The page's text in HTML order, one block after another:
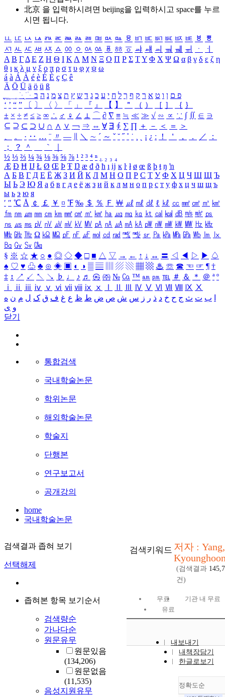
北京 을 입력하시려면 beijing을 입력하시고 space를 누르
시면 됩니다.
ㅥ ㅦ ㅧ ㅨ ㅩ ㅪ ㅫ ㅬ ㅭ ㅮ ㅯ ㅰ ㅱ ㅲ ㅳ ㅴ ㅵ ㅶ ㅷ ㅸ
ㅹ
ㅺ ㅻ ㅼ ㅽ ㅾ ㅿ ㆀ ㆁ ㆂ ㆃ ㆄ ㆅ ㆆ ㆇ ㆈ ㆉ ㆊ ㆋ ㆌ ㆍ
ㆎ
Α Β ΓΔ Ε Ζ Η Θ Ι ΚΛ Μ Ν Ξ Ο Π Ρ Σ ΤΥ Φ Χ Ψ Ω α β γ δ ε ζ η
θ ι κ λ μ ν ξ ο π ρ σ τ υ φ χ ψ ω
á à Á À é è É È ç Ç ê
Ä Ö Ü ä ö ü ß
ִֶֹ ֻּ ׁׂ פ ם ן ו ט א ר ק ף ך ל ח י ע כ ג ד ש ץ ת צ מ נ ה ב
‘ ’ “ ” 〔 〕 〈 〉 「 」 『 』 【 】 ＂ （ ） ［ ］ ｛ ｝
± × ÷ ≠ ≤ ≥ ∞ ∴ ♂ ♀ ∠ ⊥ ⌒ ∂ ∇ ≡ ≒ ≪ ≫ √ ∽ ∝ ∵ ∫ ∬ ∈ ∋
⊆ ⊇ ⊂ ⊃ ∪ ∩ ∧ ∨ ￢ ⇒ ⇔ ∀ ∃ ∮ ∑ ∏ ＋ － ＜ ＝
＞
、
。 · ‥ … ¨ 〃 ― ＼ ∼ ´ ～ ˇ ˘ ˝ ˚ ˙ ¸ ¡ ¿ ː ！ ＇ ， ． ／
：
；
？ ＾ ｀
½ ⅓ ⅔ ¼ ¾ ⅛ ⅜ ⅝ ⅞ ¹ ² ³ ⁴ ⁿ ₁ ₂ ₃ ₄
Æ Ð Ħ Ĳ Ł Ø Œ Þ Ŧ Ŋ æ đ ð ħ ı ĳ ĸ ŀ ł ø œ ß þ ŧ ŋ ŉ
А Б В Г Д Е Ё Ж З И Й К Л М Н О П Р С Т У Ф Х Ц Ч Ш Щ Ъ
Ы Ь Э Ю Я а б в г д е ё ж з и й к л м н о п р с т у ф х ц ч ш щ ъ
ы ь э ю я
′ ″ ℃ Å ￠ ￡ ￥ ¤ ℉ ‰ ＄ ％ Ｆ ￦ ㎕ ㎖ ㎗ ℓ ㎘ ㏄ ㎣ ㎤ ㎥ ㎦
㎙ ㎚ ㎛ ㎜ ㎝ ㎞ ㎟ ㎠ ㎡ ㎢ ㏊ ㎍ ㎎ ㎏ ㏏ ㎈ ㎉ ㏈ ㎧ ㎨ ㎰
㎱ ㎲ ㎳ ㎴ ㎵ ㎶ ㎷ ㎸ ㎹ ㎀ ㎁ ㎂ ㎃ ㎄ ㎺ ㎻ ㎽ ㎾ ㎿ ㎐ ㎑
㎒ ㎓ ㎔ Ω ㏀ ㏁ ㎊ ㎋ ㎌ ㏖ ㏅ ㎭ ㎮ ㎯ ㏛ ㎩ ㎪ ㎫ ㎬ ㏝ ㏐
㏓
㏃ ㏉ ㏜ ㏆
§ ※ ☆ ★ ○ ● ◎ ◇ ◆ □ ■ △ ▽ → ← ↑ ↓ ↔ 〓 ◁ ◀ ▷ ▶ ♤
♠ ♡ ♥ ♧ ♣ ⊙ ◈ ▣ ◐ ◑ ▒ ▤ ▨ ▧ ▦ ▩ ♨ ☏ ☎ ☜ ☞ ¶ †
‡ ↕ ↗ ↙ ↖ ↘ ♭ ♩ ♪ ♬ ㉿ ㈜ № ㏇ ™ ㏂ ㏘ ℡ ＃ ＆ ＊ ＠ ª º
ⅰ
ⅱ ⅲ ⅳ ⅴ ⅵ ⅶ ⅷ ⅸ ⅹ Ⅳ Ⅴ Ⅵ Ⅶ Ⅷ Ⅸ Ⅹ
ب ت ث ج ح خ د ذ ر ز س ش ص ض ط ظ ع غ ف ق ک ل م ن ه
و ی
닫기
통합검색
국내학술논문
학위논문
해외학술논문
학술지
단행본
연구보고서
공개강의
home
국내학술논문
검색결과 좁혀 보기
선택해제
좁혀본 항목 보기순서
검색량순
가나다순
원문유무
원문있음
(134,206)
원문없음
(11,535)
음성지원유무
검색키워드 저자 : Yang,
(검색결과
건)
무료
기관 내 무료
유료
내보내기
내책장담기
한글로보기
정확도순